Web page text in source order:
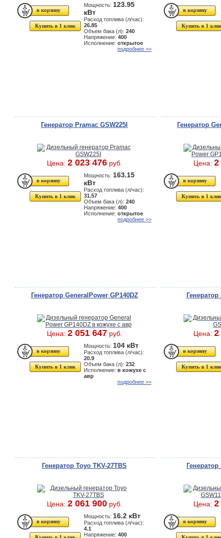
Купить в 1 клик
Мощность: 123.95
кВт
Расход топлива (л/час):
26.85
Объем бака (л): 240
Напряжение: 400
Исполнение: открытое
подробнее >>
Купить в 1
Генератор Pramac GSW225I
Цена: 2 023 476руб.
Купить в 1 клик
Мощность: 163.15
кВт
Расход топлива (л/час):
31.57
Объем бака (л): 240
Напряжение: 400
Исполнение: открытое
подробнее >>
Генератор
Цена: 2
Купить в 1
Генератор GeneralPower GP140DZ
Цена: 2 051 647руб.
Купить в 1 клик
Мощность: 104 кВт
Расход топлива (л/час):
20.9
Объем бака (л): 232
Исполнение: в кожухе с
авр
подробнее >>
Цена: 2
Купить в 1
Генератор Toyo TKV-27TBS
Цена: 2 061 900руб.
Мощность: 16.2 кВт
Расход топлива (л/час):
4.1
Напряжение: 400
Цена: 2